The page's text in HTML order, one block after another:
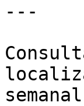
---
semanal